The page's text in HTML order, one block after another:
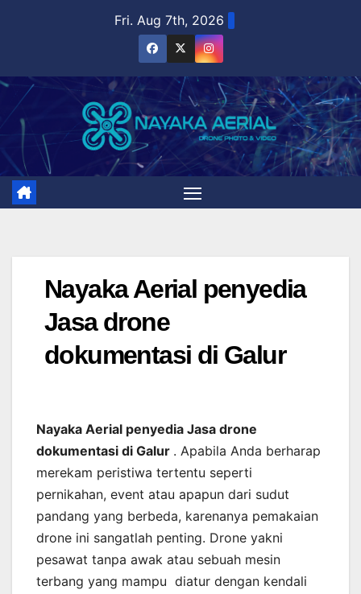
Fri. Aug 7th, 2026
Nayaka Aerial penyedia
Jasa drone
dokumentasi di Galur
Nayaka Aerial penyedia Jasa drone
dokumentasi di Galur . Apabila Anda berharap
merekam peristiwa tertentu seperti
pernikahan, event atau apapun dari sudut
pandang yang berbeda, karenanya pemakaian
drone ini sangatlah penting. Drone yakni
pesawat tanpa awak atau sebuah mesin
terbang yang mampu diatur dengan kendali